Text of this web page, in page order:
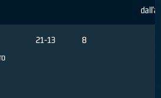
21-13 8